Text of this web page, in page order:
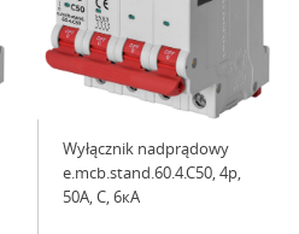
Wyłącznik nadprądowy
e.mcb.stand.60.4.C50, 4р,
50А, C, 6кА